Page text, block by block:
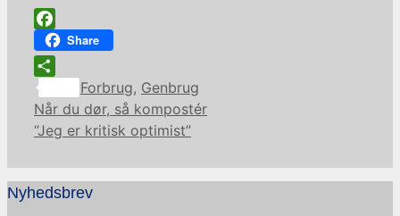
Facebook
Share
Share
Kategorier
Forbrug, Genbrug
Når du dør, så kompostér
“Jeg er kritisk optimist”
Nyhedsbrev